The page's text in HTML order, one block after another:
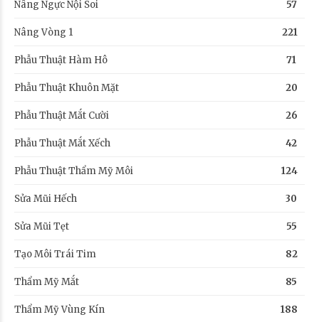
Nâng Ngực Nội Soi 57
Nâng Vòng 1 221
Phẫu Thuật Hàm Hô 71
Phẫu Thuật Khuôn Mặt 20
Phẫu Thuật Mắt Cười 26
Phẫu Thuật Mắt Xếch 42
Phẫu Thuật Thẩm Mỹ Môi 124
Sửa Mũi Hếch 30
Sửa Mũi Tẹt 55
Tạo Môi Trái Tim 82
Thẩm Mỹ Mắt 85
Thẩm Mỹ Vùng Kín 188